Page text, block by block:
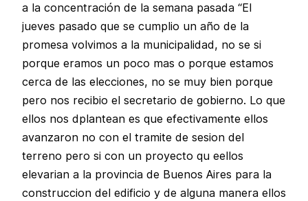
a la concentración de la semana pasada “El
jueves pasado que se cumplio un año de la
promesa volvimos a la municipalidad, no se si
porque eramos un poco mas o porque estamos
cerca de las elecciones, no se muy bien porque
pero nos recibio el secretario de gobierno. Lo que
ellos nos dplantean es que efectivamente ellos
avanzaron no con el tramite de sesion del
terreno pero si con un proyecto qu eellos
elevarian a la provincia de Buenos Aires para la
construccion del edificio y de alguna manera ellos